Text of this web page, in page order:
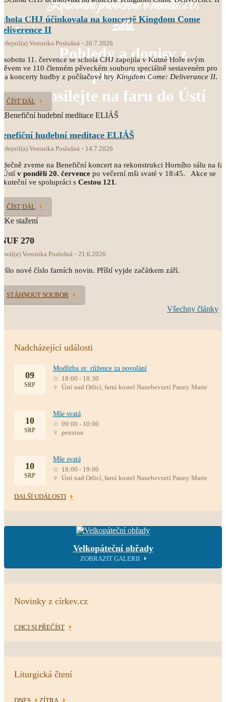
Losování proběhne v neděli 20.
září.
Pohledy a dopisy z
prázdnin
posílejte na faru do Ústí
CHJ účinkovala na koncertě Kingdom Come
II
Veronika Poslušná 20.7.2026
sobotu 11. července se schola CHJ zapojila v Kutné Hoře svým
ve 110 členném pěveckém souboru speciálně sestaveném pro
koncerty hudby z počítačové hry Kingdom Come: Deliverance II.
ČÍST DÁL
hudební meditace ELIÁŠ
Veronika Poslušná 14.7.2026
zveme na Benefiční koncert na rekonstrukci Horního sálu na
Ústí v pondělí 20. července po večerní mši svaté v 18:45. Akce se
ve spolupráci s Cestou 121 .
ČÍST DÁL
270
Veronika Poslušná 21.6.2026
nové číslo farních novin. Příští vyjde začátkem září.
STÁHNOUT SOUBOR
Všechny články
Nadcházející události
09
SRP
Modlitba sv. růžence za povolání
18:00 - 18:30
Ústí nad Orlicí, farní kostel Nanebevzetí Panny Marie
10
SRP
Mše svatá
09:00 - 10:00
penzion
10
SRP
Mše svatá
18:00 - 19:00
Ústí nad Orlicí, farní kostel Nanebevzetí Panny Marie
DALŠÍ UDÁLOSTI
Velkopáteční obřady
ZOBRAZIT GALERII
Novinky z církev.cz
CHCI SI PŘEČÍST
Liturgická čtení
DNES
ZÍTRA